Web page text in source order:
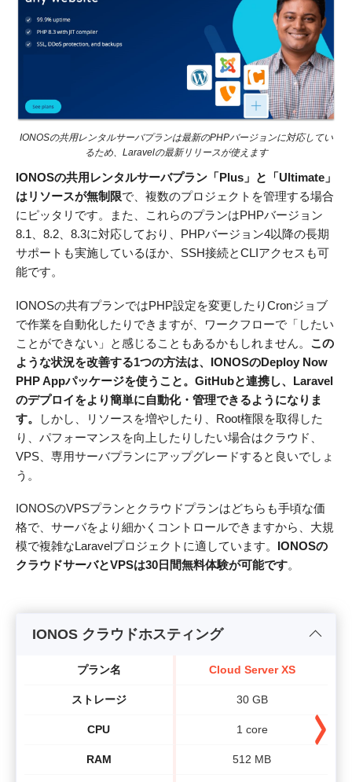
IONOSの共用レンタルサーバプランは最新のPHPバージョンに対応してい
るため、Laravelの最新リリースが使えます
IONOSの共用レンタルサーバプラン「Plus」と「Ultimate」
はリソースが無制限で、複数のプロジェクトを管理する場合
にピッタリです。また、これらのプランはPHPバージョン
8.1、8.2、8.3に対応しており、PHPバージョン4以降の長期
サポートも実施しているほか、SSH接続とCLIアクセスも可
能です。
IONOSの共有プランではPHP設定を変更したりCronジョブ
で作業を自動化したりできますが、ワークフローで「したい
ことができない」と感じることもあるかもしれません。 この
ような状況を改善する1つの方法は、IONOSのDeploy Now
PHP Appパッケージを使うこと。GitHubと連携し、Laravel
のデプロイをより簡単に自動化・管理できるようになりま
す。
しかし、リソースを増やしたり、Root権限を取得した
り、パフォーマンスを向上したりしたい場合はクラウド、
VPS、専用サーバプランにアップグレードすると良いでしょ
う。
IONOSのVPSプランとクラウドプランはどちらも手頃な価
格で、サーバをより細かくコントロールできますから、大規
模で複雑なLaravelプロジェクトに適しています。 IONOSの
クラウドサーバとVPSは30日間無料体験が可能です。
IONOS クラウドホスティング
プラン名
ストレージ
CPU
RAM
Cloud Server XS
30 GB
1 core
512 MB